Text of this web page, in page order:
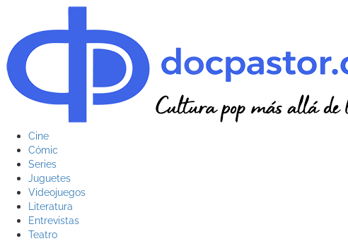
contenido
Menú
principal
Cine
Cómic
Series
Juguetes
Videojuegos
Literatura
Entrevistas
Teatro